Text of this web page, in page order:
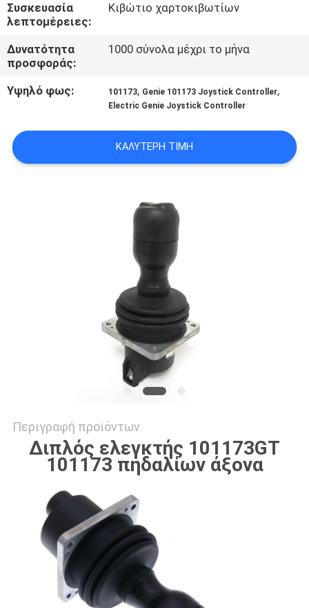
ΠΟΙΟΤΙΚΌΣ
ΈΛΕΓΧΟΣ
ΜΑΣ
ΣΕ
ΕΠΑΦΉ
Συσκευασία
λεπτομέρειες:
Κιβώτιο χαρτοκιβωτίων
Δυνατότητα
προσφοράς:
1000 σύνολα μέχρι το μήνα
Υψηλό φως: 101173, Genie 101173 Joystick Controller,
Electric Genie Joystick Controller
ΚΑΛΎΤΕΡΗ ΤΙΜΉ
Περιγραφή προϊόντων
Διπλός ελεγκτής 101173GT
101173 πηδαλίων άξονα